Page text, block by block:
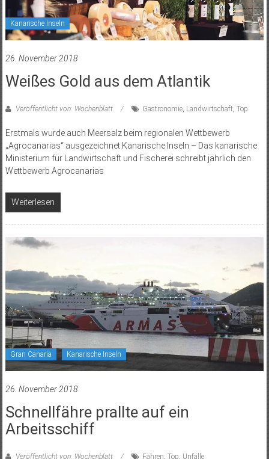
Kanarische Inseln
26. November 2018
Weißes Gold aus dem Atlantik
Veröffentlicht von: Wochenblatt Gastronomie, Landwirtschaft, Top
Erstmals wurde auch Meersalz beim regionalen Wettbewerb
„Agrocanarias“ ausgezeichnet Kanarische Inseln – Das kanarische
Ministerium für Landwirtschaft und Fischerei schreibt jährlich den
Wettbewerb Agrocanarias
Weiterlesen
Gran Canaria Kanarische Inseln
26. November 2018
Schnellfähre prallte auf ein
Arbeitsschiff
Veröffentlicht von: Wochenblatt Fähren, Top, Unfälle